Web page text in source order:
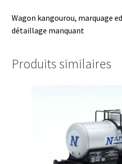
Wagon kangourou, marquage
détaillage manquant
Produits similaires